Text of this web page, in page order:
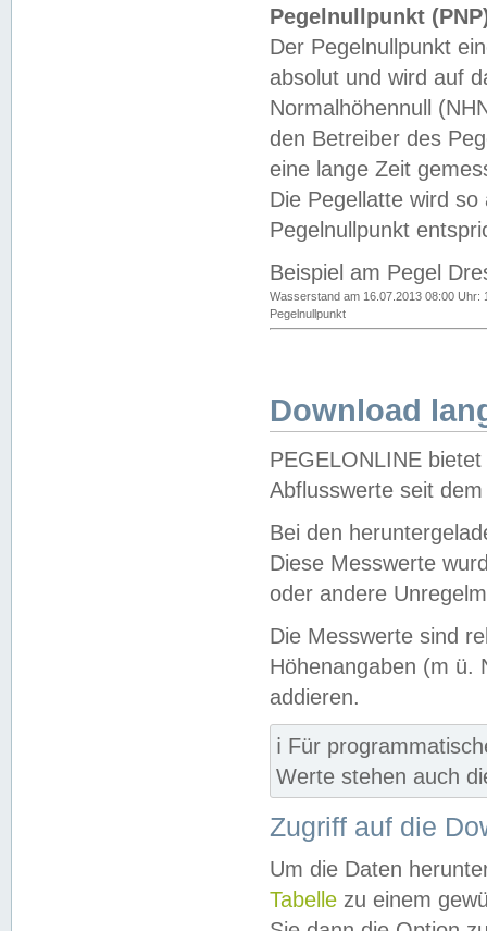
Pegelnullpunkt
Der Pegelnullpunkt
absolut und wird auf
Normalhöhennull
den Betreiber des
eine lange Zeit
Die Pegellatte wird
Pegelnullpunkt
Beispiel am Pegel
Wasserstand am 16.07.2013 08:00 Uhr:
Pegelnullpunkt
Download
PEGELONLINE
Abflusswerte seit
Bei den
Diese Messwerte
oder andere
Die Messwerte sind
Höhenangaben (m ü.
addieren.
ℹ️ Für
Werte stehen auch
Zugriff auf die
Um die Daten
Tabelle zu einem